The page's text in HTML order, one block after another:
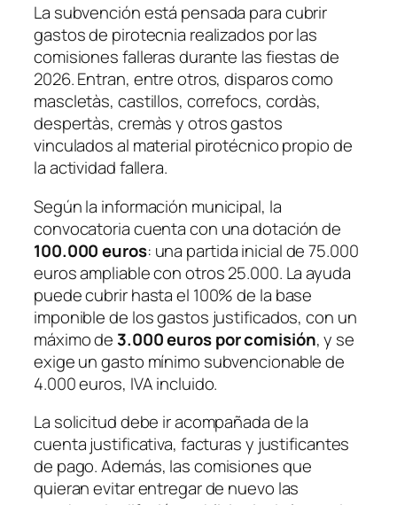
La subvención está pensada para cubrir
gastos de pirotecnia realizados por las
comisiones falleras durante las fiestas de
2026. Entran, entre otros, disparos como
mascletàs, castillos, correfocs, cordàs,
despertàs, cremàs y otros gastos
vinculados al material pirotécnico propio de
la actividad fallera.
Según la información municipal, la
convocatoria cuenta con una dotación de
100.000 euros: una partida inicial de 75.000
euros ampliable con otros 25.000. La ayuda
puede cubrir hasta el 100% de la base
imponible de los gastos justificados, con un
máximo de 3.000 euros por comisión, y se
exige un gasto mínimo subvencionable de
4.000 euros, IVA incluido.
La solicitud debe ir acompañada de la
cuenta justificativa, facturas y justificantes
de pago. Además, las comisiones que
quieran evitar entregar de nuevo las